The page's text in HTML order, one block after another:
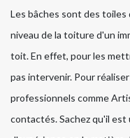
Les bâches sont des
niveau de la toiture d'un
toit. En effet, pour les
pas intervenir. Pour
professionnels comme
contactés. Sachez qu'il est